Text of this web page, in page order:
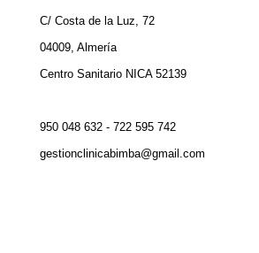
C/ Costa de la Luz, 72
04009, Almería
Centro Sanitario NICA 52139
950 048 632 - 722 595 742
gestionclinicabimba@gmail.com